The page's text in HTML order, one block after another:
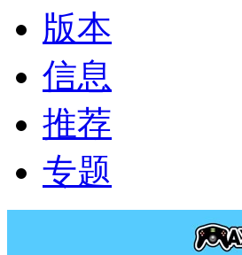
版本
信息
推荐
专题